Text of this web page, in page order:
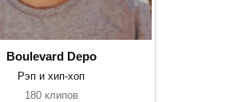
Boulevard Depo
Рэп и хип-хоп
180 клипов